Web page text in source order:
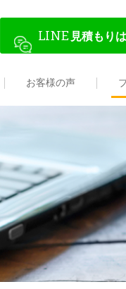
LINE 見積もり
お客様の声